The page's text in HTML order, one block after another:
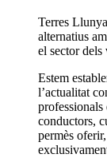
Terres
alternatius
el sector dels
Estem
l’actualitat
professionals
conductors,
permès